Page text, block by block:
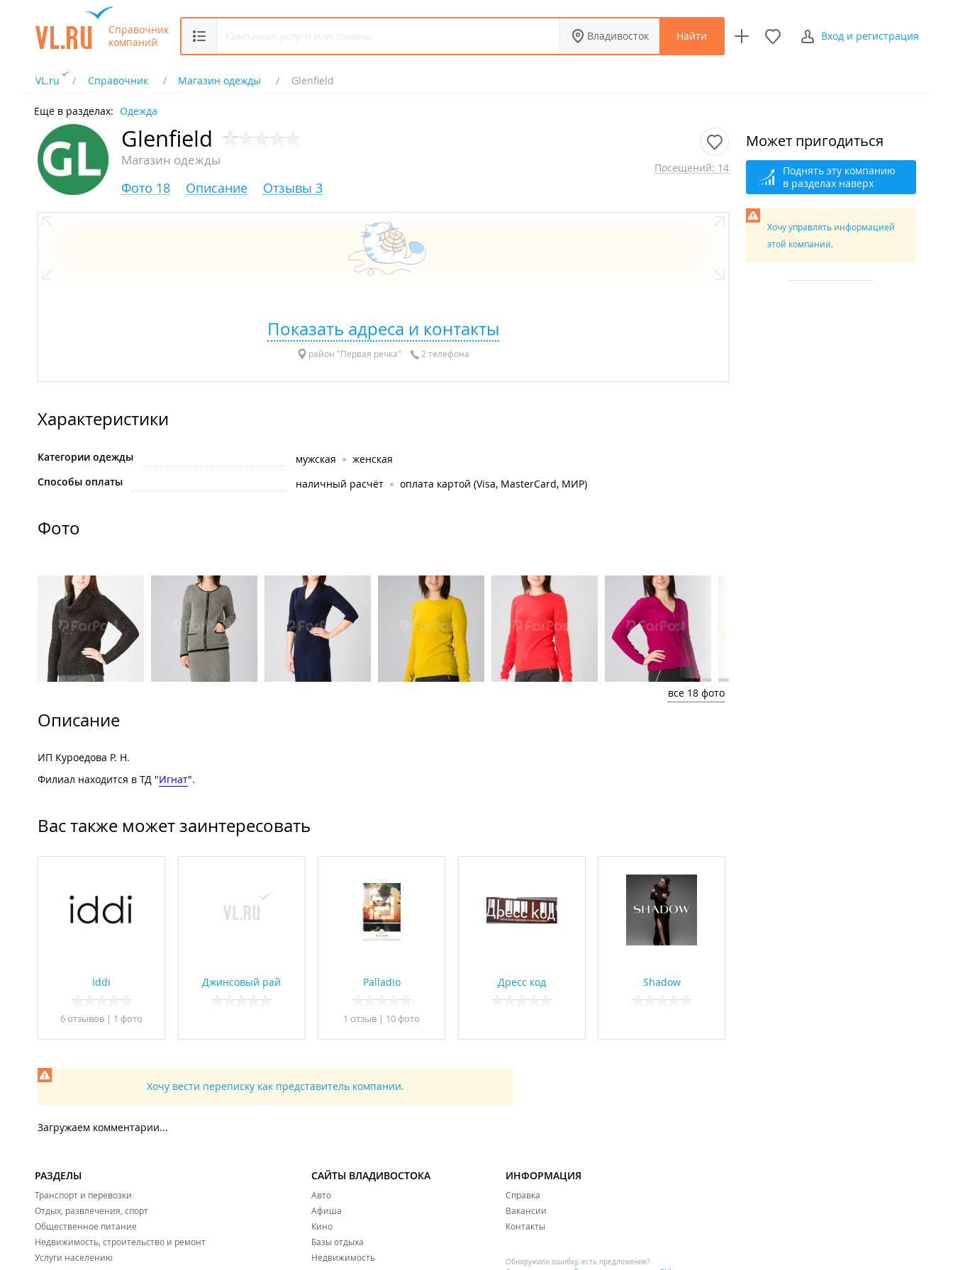
Справочник
компаний
Владивосток Найти Вход и регистрация
VL.ru Справочник Магазин одежды Glenfield
Ещё в разделах: Одежда
Glenfield
Магазин одежды Посещений: 14
Фото 18 Описание Отзывы 3
Показать адреса и контакты
район "Первая речка" 2 телефона
Характеристики
Категории одежды мужская
женская
Способы оплаты
наличный расчёт оплата картой (Visa, MasterCard, МИР)
Фото
все 18 фото
Описание
ИП Куроедова Р. Н.
Филиал находится в ТД "Игнат".
Вас также может заинтересовать
Iddi
6 отзывов | 1 фото
Джинсовый рай Palladio
1 отзыв | 10 фото
Дресс код Shadow
Хочу вести переписку как представитель компании.
Загружаем комментарии...
Может пригодиться
Поднять эту компанию
в разделах наверх
Хочу управлять информацией
этой компании.
РАЗДЕЛЫ
Транспорт и перевозки
Отдых, развлечения, спорт
Общественное питание
Недвижимость, строительство и ремонт
Услуги населению
САЙТЫ ВЛАДИВОСТОКА
Авто
Афиша
Кино
Базы отдыха
Недвижимость
ИНФОРМАЦИЯ
Справка
Вакансии
Контакты
Обнаружили ошибку, есть предложения?